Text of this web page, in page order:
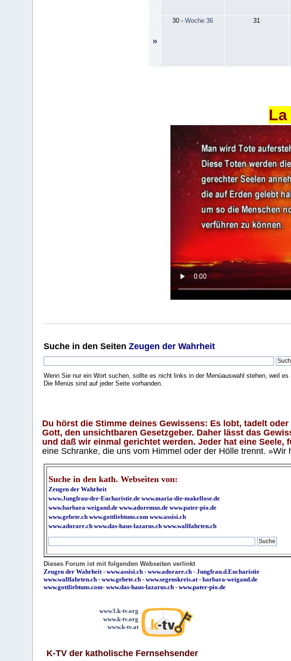
»
30- Woche 36 31
La
Suche in den SeitenZeugen der Wahrheit
Wenn Sie nur ein Wort suchen, sollte es nicht links in der Menüauswahl stehen, weil es
Die Menüs sind auf jeder Seite vorhanden.
Du hörst die Stimme deines Gewissens: Es lobt, tadelt
Gott, den unsichtbaren Gesetzgeber. Daher lässt das
und daß wir einmal gerichtet werden. Jeder hat eine
eine Schranke, die uns vom Himmel oder der Hölle trennt.
Suche in den kath. Webseiten von:
Zeugen der Wahrheit
www.Jungfrau-der-Eucharistie.de www.maria-die-makellose.de
www.barbara-weigand.de www.adoremus.de www.pater-pio.de
www.gebete.ch www.gottliebtuns.com www.assisi.ch
www.adorare.ch www.das-haus-lazarus.ch www.wallfahrten.ch
Dieses Forum ist mit folgenden Webseiten verlinkt
Zeugen der Wahrheit -www.assisi.ch -www.adorare.ch -Jungfrau.d.Eucharistie
www.wallfahrten.ch -www.gebete.ch -www.segenskreis.at -barbara-weigand.de
www.gottliebtuns.com-www.das-haus-lazarus.ch - www.pater-pio.de
www3.k-tv.org
www.k-tv.org
www.k-tv.at
K-TV der katholische Fernsehsender